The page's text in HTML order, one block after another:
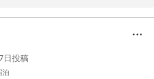
けましたことを大変嬉しく存じま
りますよう、スタッフ一同明るい笑
日投稿
泊